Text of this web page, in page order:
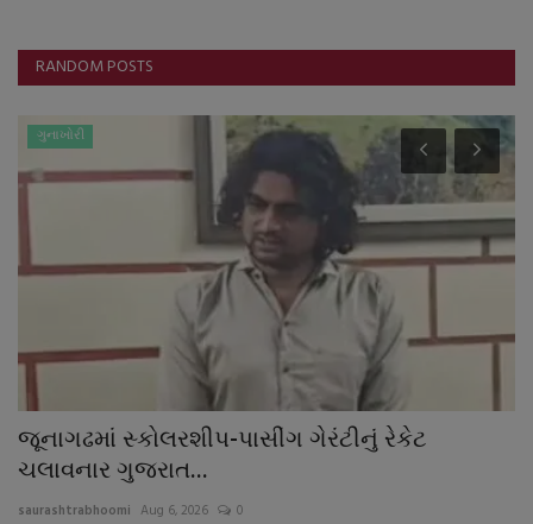
RANDOM POSTS
ગુનાખોરી
જૂનાગઢમાં સ્કોલરશીપ-પાસીંગ ગેરંટીનું રેકેટ
ચલાવનાર ગુજરાત...
saurashtrabhoomi Aug 6, 2026 0